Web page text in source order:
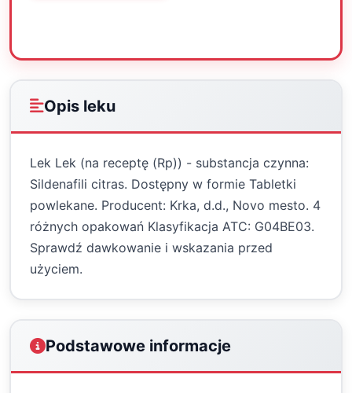
Opis leku
Lek Lek (na receptę (Rp)) - substancja czynna:
Sildenafili citras. Dostępny w formie Tabletki
powlekane. Producent: Krka, d.d., Novo mesto. 4
różnych opakowań Klasyfikacja ATC: G04BE03.
Sprawdź dawkowanie i wskazania przed
użyciem.
Podstawowe informacje